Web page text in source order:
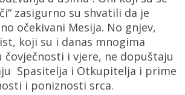
zasigurno su shvatili da je
očekivani Mesija. No gnjev,
koji su i danas mnogima
čovječnosti i vjere, ne dopuštaju
Spasitelja i Otkupitelja i prime
i poniznosti srca.